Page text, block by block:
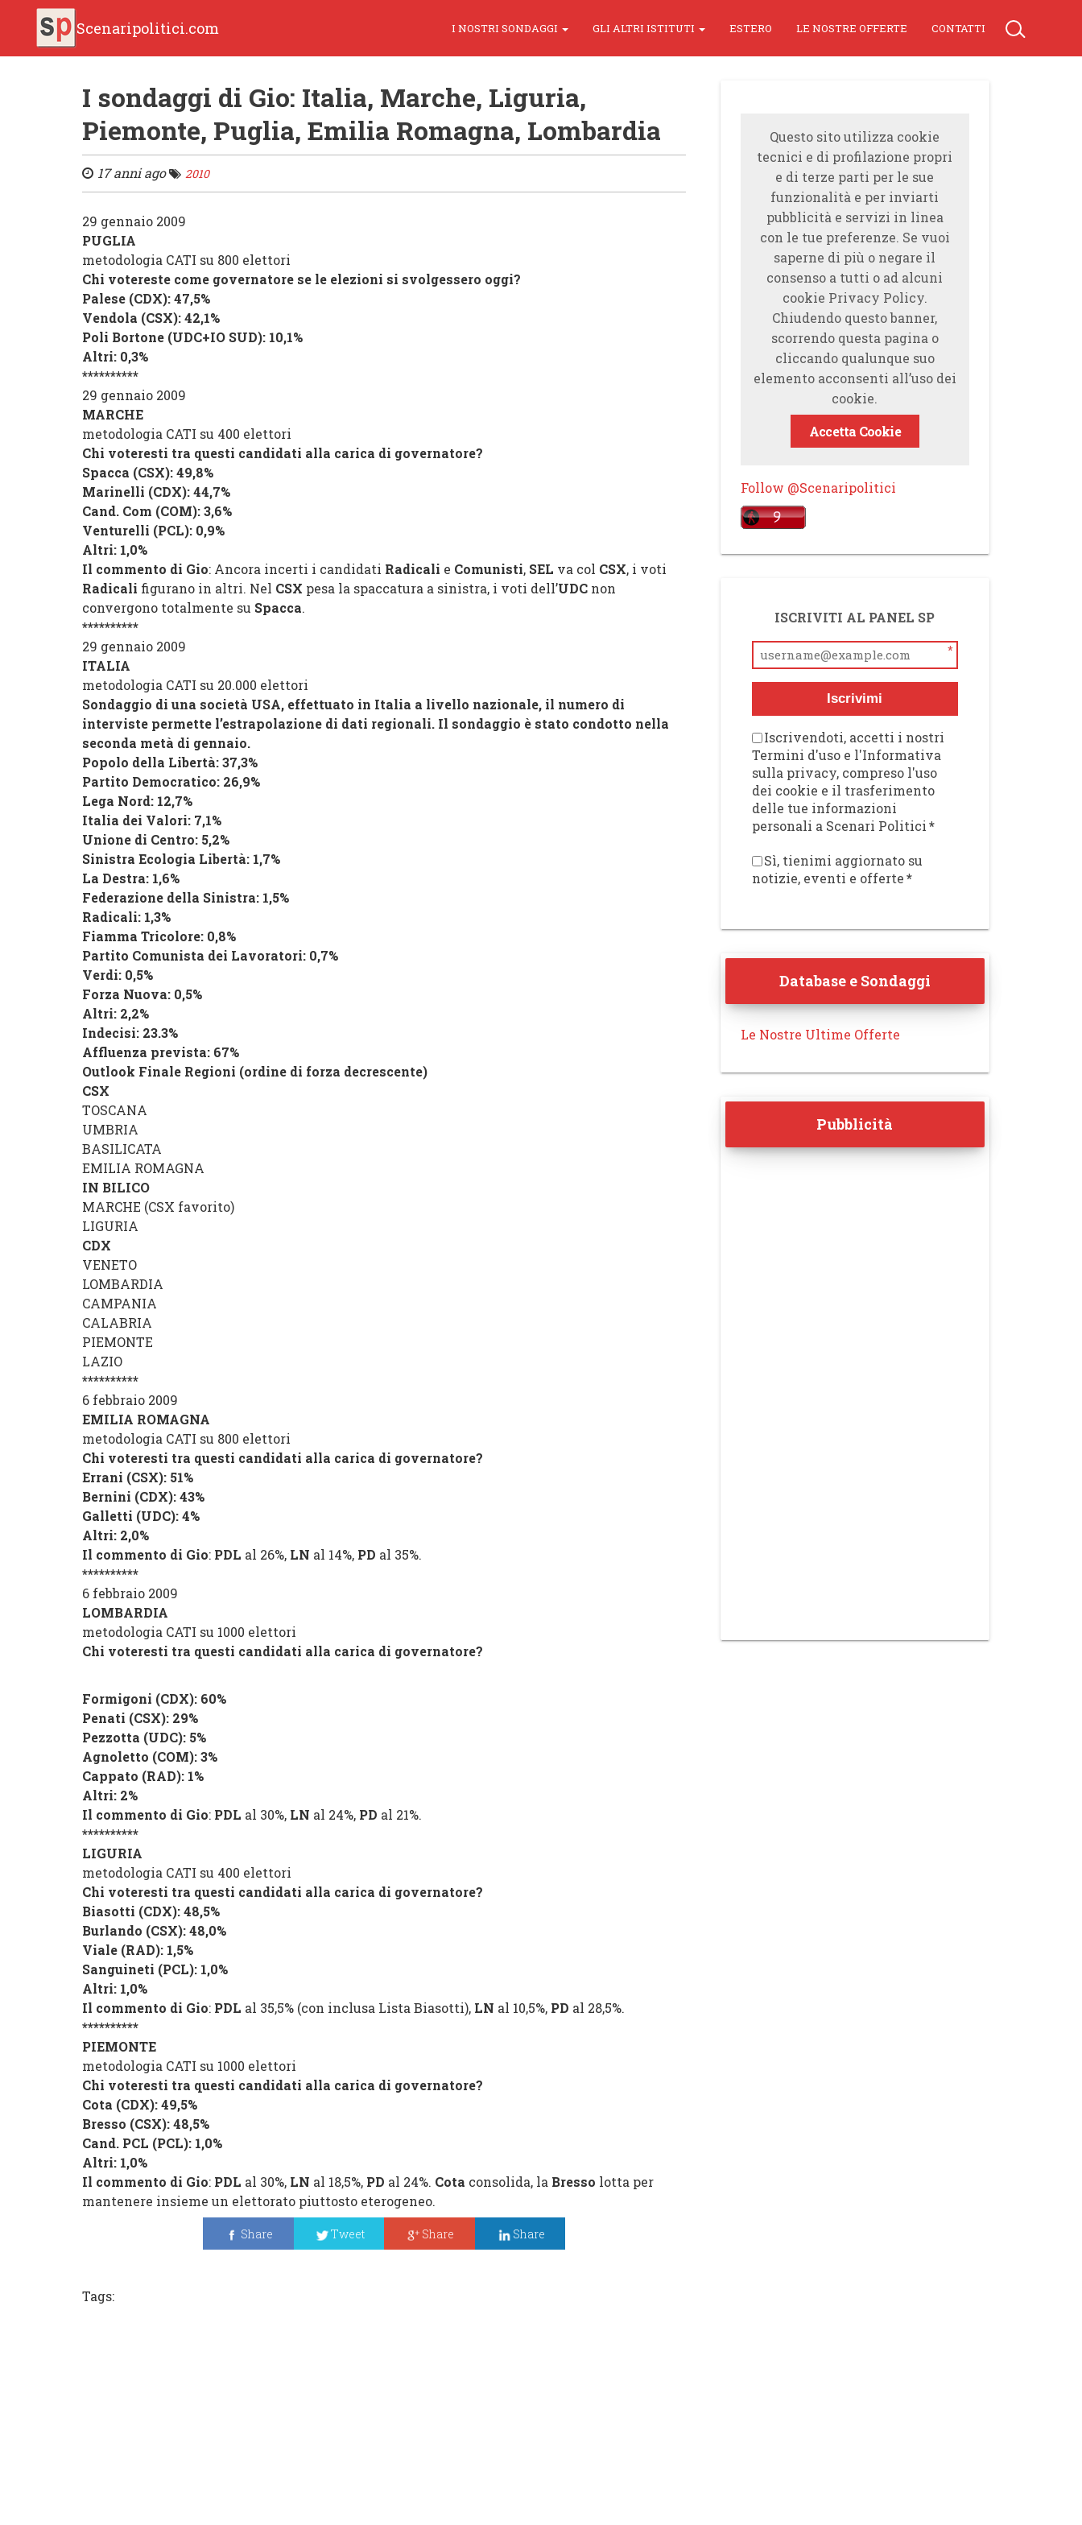
Scenaripolitici.com I NOSTRI SONDAGGI GLI ALTRI ISTITUTI ESTERO LE NOSTRE OFFERTE CONTATTI
I sondaggi di Gio: Italia, Marche, Liguria,
Piemonte, Puglia, Emilia Romagna, Lombardia
17 anni ago 2010
29 gennaio 2009
PUGLIA
metodologia CATI su 800 elettori
Chi votereste come governatore se le elezioni si svolgessero oggi?
Palese (CDX): 47,5%
Vendola (CSX): 42,1%
Poli Bortone (UDC+IO SUD): 10,1%
Altri: 0,3%
**********
29 gennaio 2009
MARCHE
metodologia CATI su 400 elettori
Chi voteresti tra questi candidati alla carica di governatore?
Spacca (CSX): 49,8%
Marinelli (CDX): 44,7%
Cand. Com (COM): 3,6%
Venturelli (PCL): 0,9%
Altri: 1,0%
Il commento di Gio: Ancora incerti i candidati Radicali e Comunisti, SEL va col CSX, i voti
Radicali figurano in altri. Nel CSX pesa la spaccatura a sinistra, i voti dell’UDC non
convergono totalmente su Spacca.
**********
29 gennaio 2009
ITALIA
metodologia CATI su 20.000 elettori
Sondaggio di una società USA, effettuato in Italia a livello nazionale, il numero di
interviste permette l’estrapolazione di dati regionali. Il sondaggio è stato condotto nella
seconda metà di gennaio.
Popolo della Libertà: 37,3%
Partito Democratico: 26,9%
Lega Nord: 12,7%
Italia dei Valori: 7,1%
Unione di Centro: 5,2%
Sinistra Ecologia Libertà: 1,7%
La Destra: 1,6%
Federazione della Sinistra: 1,5%
Radicali: 1,3%
Fiamma Tricolore: 0,8%
Partito Comunista dei Lavoratori: 0,7%
Verdi: 0,5%
Forza Nuova: 0,5%
Altri: 2,2%
Indecisi: 23.3%
Affluenza prevista: 67%
Outlook Finale Regioni (ordine di forza decrescente)
CSX
TOSCANA
UMBRIA
BASILICATA
EMILIA ROMAGNA
IN BILICO
MARCHE (CSX favorito)
LIGURIA
CDX
VENETO
LOMBARDIA
CAMPANIA
CALABRIA
PIEMONTE
LAZIO
**********
6 febbraio 2009
EMILIA ROMAGNA
metodologia CATI su 800 elettori
Chi voteresti tra questi candidati alla carica di governatore?
Errani (CSX): 51%
Bernini (CDX): 43%
Galletti (UDC): 4%
Altri: 2,0%
Il commento di Gio: PDL al 26%, LN al 14%, PD al 35%.
**********
6 febbraio 2009
LOMBARDIA
metodologia CATI su 1000 elettori
Chi voteresti tra questi candidati alla carica di governatore?
Formigoni (CDX): 60%
Penati (CSX): 29%
Pezzotta (UDC): 5%
Agnoletto (COM): 3%
Cappato (RAD): 1%
Altri: 2%
Il commento di Gio: PDL al 30%, LN al 24%, PD al 21%.
**********
LIGURIA
metodologia CATI su 400 elettori
Chi voteresti tra questi candidati alla carica di governatore?
Biasotti (CDX): 48,5%
Burlando (CSX): 48,0%
Viale (RAD): 1,5%
Sanguineti (PCL): 1,0%
Altri: 1,0%
Il commento di Gio: PDL al 35,5% (con inclusa Lista Biasotti), LN al 10,5%, PD al 28,5%.
**********
PIEMONTE
metodologia CATI su 1000 elettori
Chi voteresti tra questi candidati alla carica di governatore?
Cota (CDX): 49,5%
Bresso (CSX): 48,5%
Cand. PCL (PCL): 1,0%
Altri: 1,0%
Il commento di Gio: PDL al 30%, LN al 18,5%, PD al 24%. Cota consolida, la Bresso lotta per
mantenere insieme un elettorato piuttosto eterogeneo.
Share Tweet Share Share
Tags:
Questo sito utilizza cookie
tecnici e di profilazione propri
e di terze parti per le sue
funzionalità e per inviarti
pubblicità e servizi in linea
con le tue preferenze. Se vuoi
saperne di più o negare il
consenso a tutti o ad alcuni
cookie Privacy Policy.
Chiudendo questo banner,
scorrendo questa pagina o
cliccando qualunque suo
elemento acconsenti all’uso dei
cookie.
Accetta Cookie
Follow @Scenaripolitici
ISCRIVITI AL PANEL SP
*
Iscrivimi
Iscrivendoti, accetti i nostri
Termini d'uso e l'Informativa
sulla privacy, compreso l'uso
dei cookie e il trasferimento
delle tue informazioni
personali a Scenari Politici*
Sì, tienimi aggiornato su
notizie, eventi e offerte*
Database e Sondaggi
Le Nostre Ultime Offerte
Pubblicità